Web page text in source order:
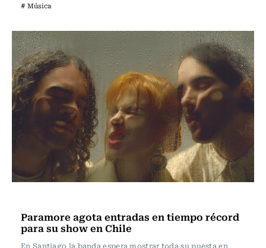
# Música
Paramore agota entradas en tiempo récord
para su show en Chile
En Santiago la banda espera mostrar toda su puesta en